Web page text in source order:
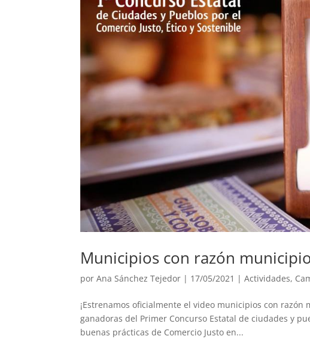
Municipios con razón
porAna Sánchez Tejedor | 17/05/2021 |Actividades,
¡Estrenamos oficialmente el video municipios con
ganadoras del Primer Concurso Estatal de ciudades y
buenas prácticas de Comercio Justo en...